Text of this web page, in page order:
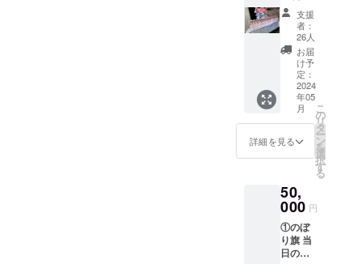
いたします。 ※
特殊文字・記号
は使用できませ
に使用
する、
ミニ旗
を作成
致しま
す。 ミ
ニ旗に
は、生
誕祭支
援者様
のお名
前
（ニッ
ム可）
を記載
させて
いただ
きま
す。 お
支援
者：
26人
お届
け予
定：
2024
年05
月
詳細を見る
こ
の
リ
タ
ー
ン
を
選
択
す
る
50,
000 円
①のぼ
り旗 当
日の装